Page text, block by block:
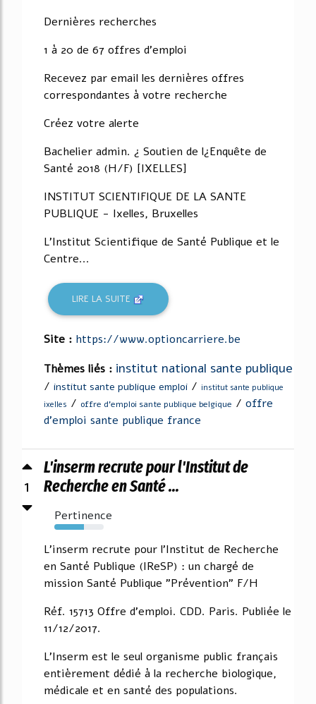
Dernières recherches
1 à 20 de 67 offres d'emploi
Recevez par email les dernières offres
correspondantes à votre recherche
Créez votre alerte
Bachelier admin. ¿ Soutien de l¿Enquête de
Santé 2018 (H/F) [IXELLES]
INSTITUT SCIENTIFIQUE DE LA SANTE
PUBLIQUE - Ixelles, Bruxelles
L'Institut Scientifique de Santé Publique et le
Centre...
LIRE LA SUITE
Site : https://www.optioncarriere.be
Thèmes liés : institut national sante publique
/ institut sante publique emploi / institut sante publique
ixelles / offre d'emploi sante publique belgique / offre
d'emploi sante publique france
1
L'inserm recrute pour l'Institut de
Recherche en Santé ...
Pertinence
60%
L'inserm recrute pour l'Institut de Recherche
en Santé Publique (IReSP) : un chargé de
mission Santé Publique "Prévention" F/H
Réf. 15713 Offre d'emploi. CDD. Paris. Publiée le
11/12/2017.
L'Inserm est le seul organisme public français
entièrement dédié à la recherche biologique,
médicale et en santé des populations.